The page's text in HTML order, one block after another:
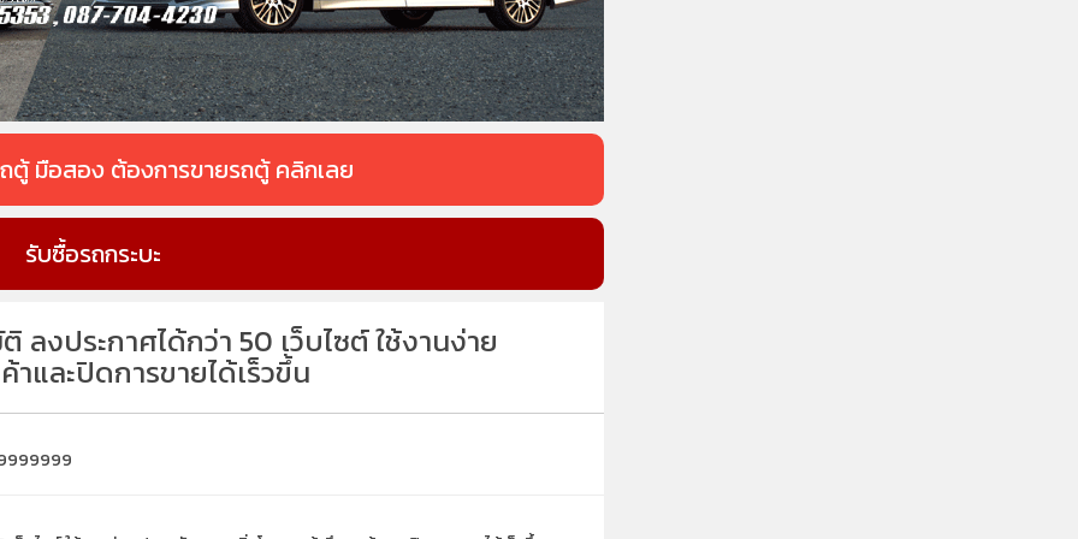
ตู้ มือสอง ต้องการขายรถตู้ คลิกเลย
รับซื้อรถกระบะ
งประกาศได้กว่า 50 เว็บไซต์ ใช้งานง่าย
าและปิดการขายได้เร็วขึ้น